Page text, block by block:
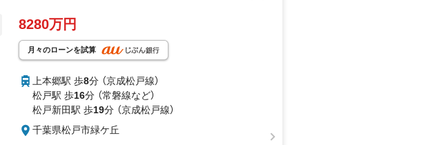
8280万円
月々のローンを試算
上本郷駅 歩8分 （京成松戸線）
松戸駅 歩16分 （常磐線など）
松戸新田駅 歩19分 （京成松戸線）
千葉県松戸市緑ケ丘